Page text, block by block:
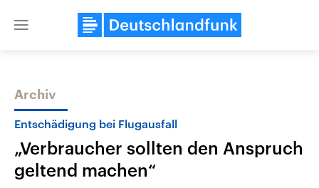
Close
Themen
Archiv
Entschädigung bei Flugausfall
„Verbraucher sollten den Anspruch
geltend machen“